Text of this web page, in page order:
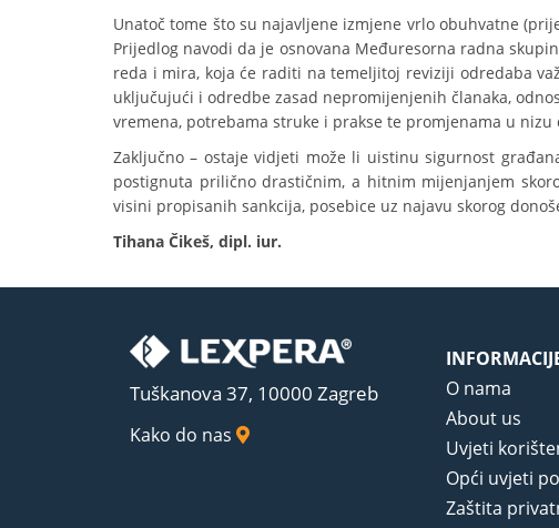
Unatoč tome što su najavljene izmjene vrlo obuhvatne
Prijedlog navodi da je osnovana Međuresorna radna
reda i mira, koja će raditi na temeljitoj reviziji odredaba
uključujući i odredbe zasad nepromijenjenih članaka,
vremena, potrebama struke i prakse te promjenama u
Zaključno – ostaje vidjeti može li uistinu sigurnost
postignuta prilično drastičnim, a hitnim mijenjanjem
visini propisanih sankcija, posebice uz najavu skorog
Tihana Čikeš, dipl. iur.
Tuškanova 37, 10000 Zagreb
Kako do nas
O nama
About us
Uvjeti
Opći uvjeti
Zaštita